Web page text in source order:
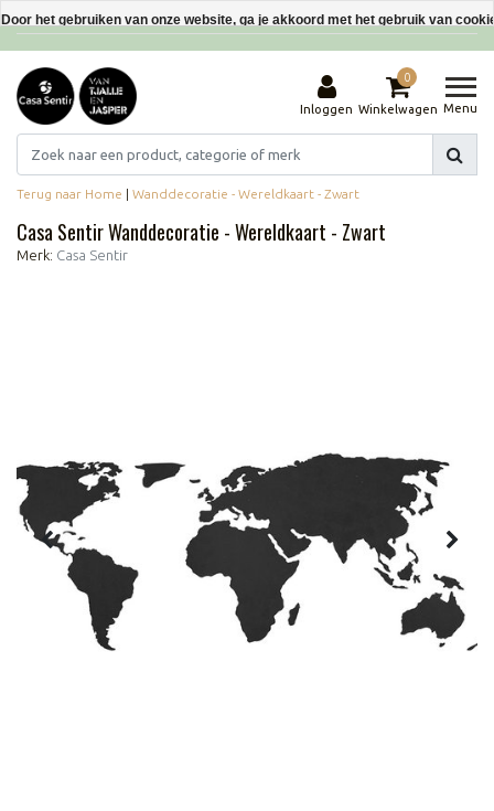
Interieurdecoraties van gerecyclede materialen
Inloggen
0
Winkelwagen Menu
Terug naar Home | Wanddecoratie - Wereldkaart - Zwart
Casa Sentir Wanddecoratie - Wereldkaart - Zwart
Merk: Casa Sentir
Door het gebruiken van onze website, ga je akkoord met het gebruik van